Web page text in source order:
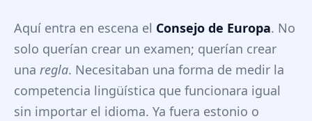
Aquí entra en escena el Consejo de Europa. No
solo querían crear un examen; querían crear
una regla. Necesitaban una forma de medir la
competencia lingüística que funcionara igual
sin importar el idioma. Ya fuera estonio o